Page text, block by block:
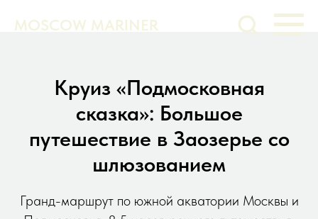
MOSCOW MARINER
Круиз «Подмосковная
сказка»: Большое
путешествие в Заозерье со
шлюзованием
Гранд-маршрут по южной акватории Москвы и